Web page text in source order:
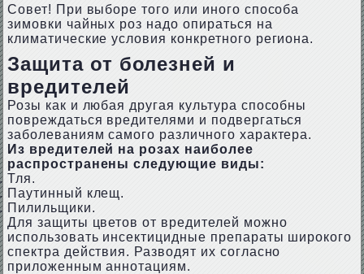
Совет! При выборе того или иного способа
зимовки чайных роз надо опираться на
климатические условия конкретного региона.
Защита от болезней и
вредителей
Розы как и любая другая культура способны
повреждаться вредителями и подвергаться
заболеваниям самого различного характера.
Из вредителей на розах наиболее
распространены следующие виды:
Тля.
Паутинный клещ.
Пилильщики.
Для защиты цветов от вредителей можно
использовать инсектицидные препараты широкого
спектра действия. Разводят их согласно
приложенным аннотациям.